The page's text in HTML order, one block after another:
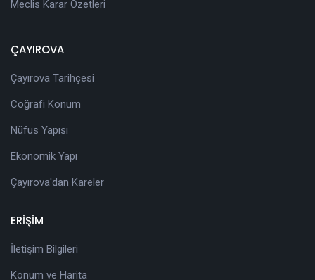
Meclis Karar Özetleri
ÇAYIROVA
Çayırova Tarihçesi
Coğrafi Konum
Nüfus Yapısı
Ekonomik Yapı
Çayırova'dan Kareler
ERİŞİM
İletişim Bilgileri
Konum ve Harita